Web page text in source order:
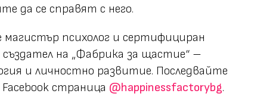
да се справят с него.
психолог и сертифициран
на „Фабрика за щастие“ –
и личностно развитие. Последвайте
страница @happinessfactorybg.